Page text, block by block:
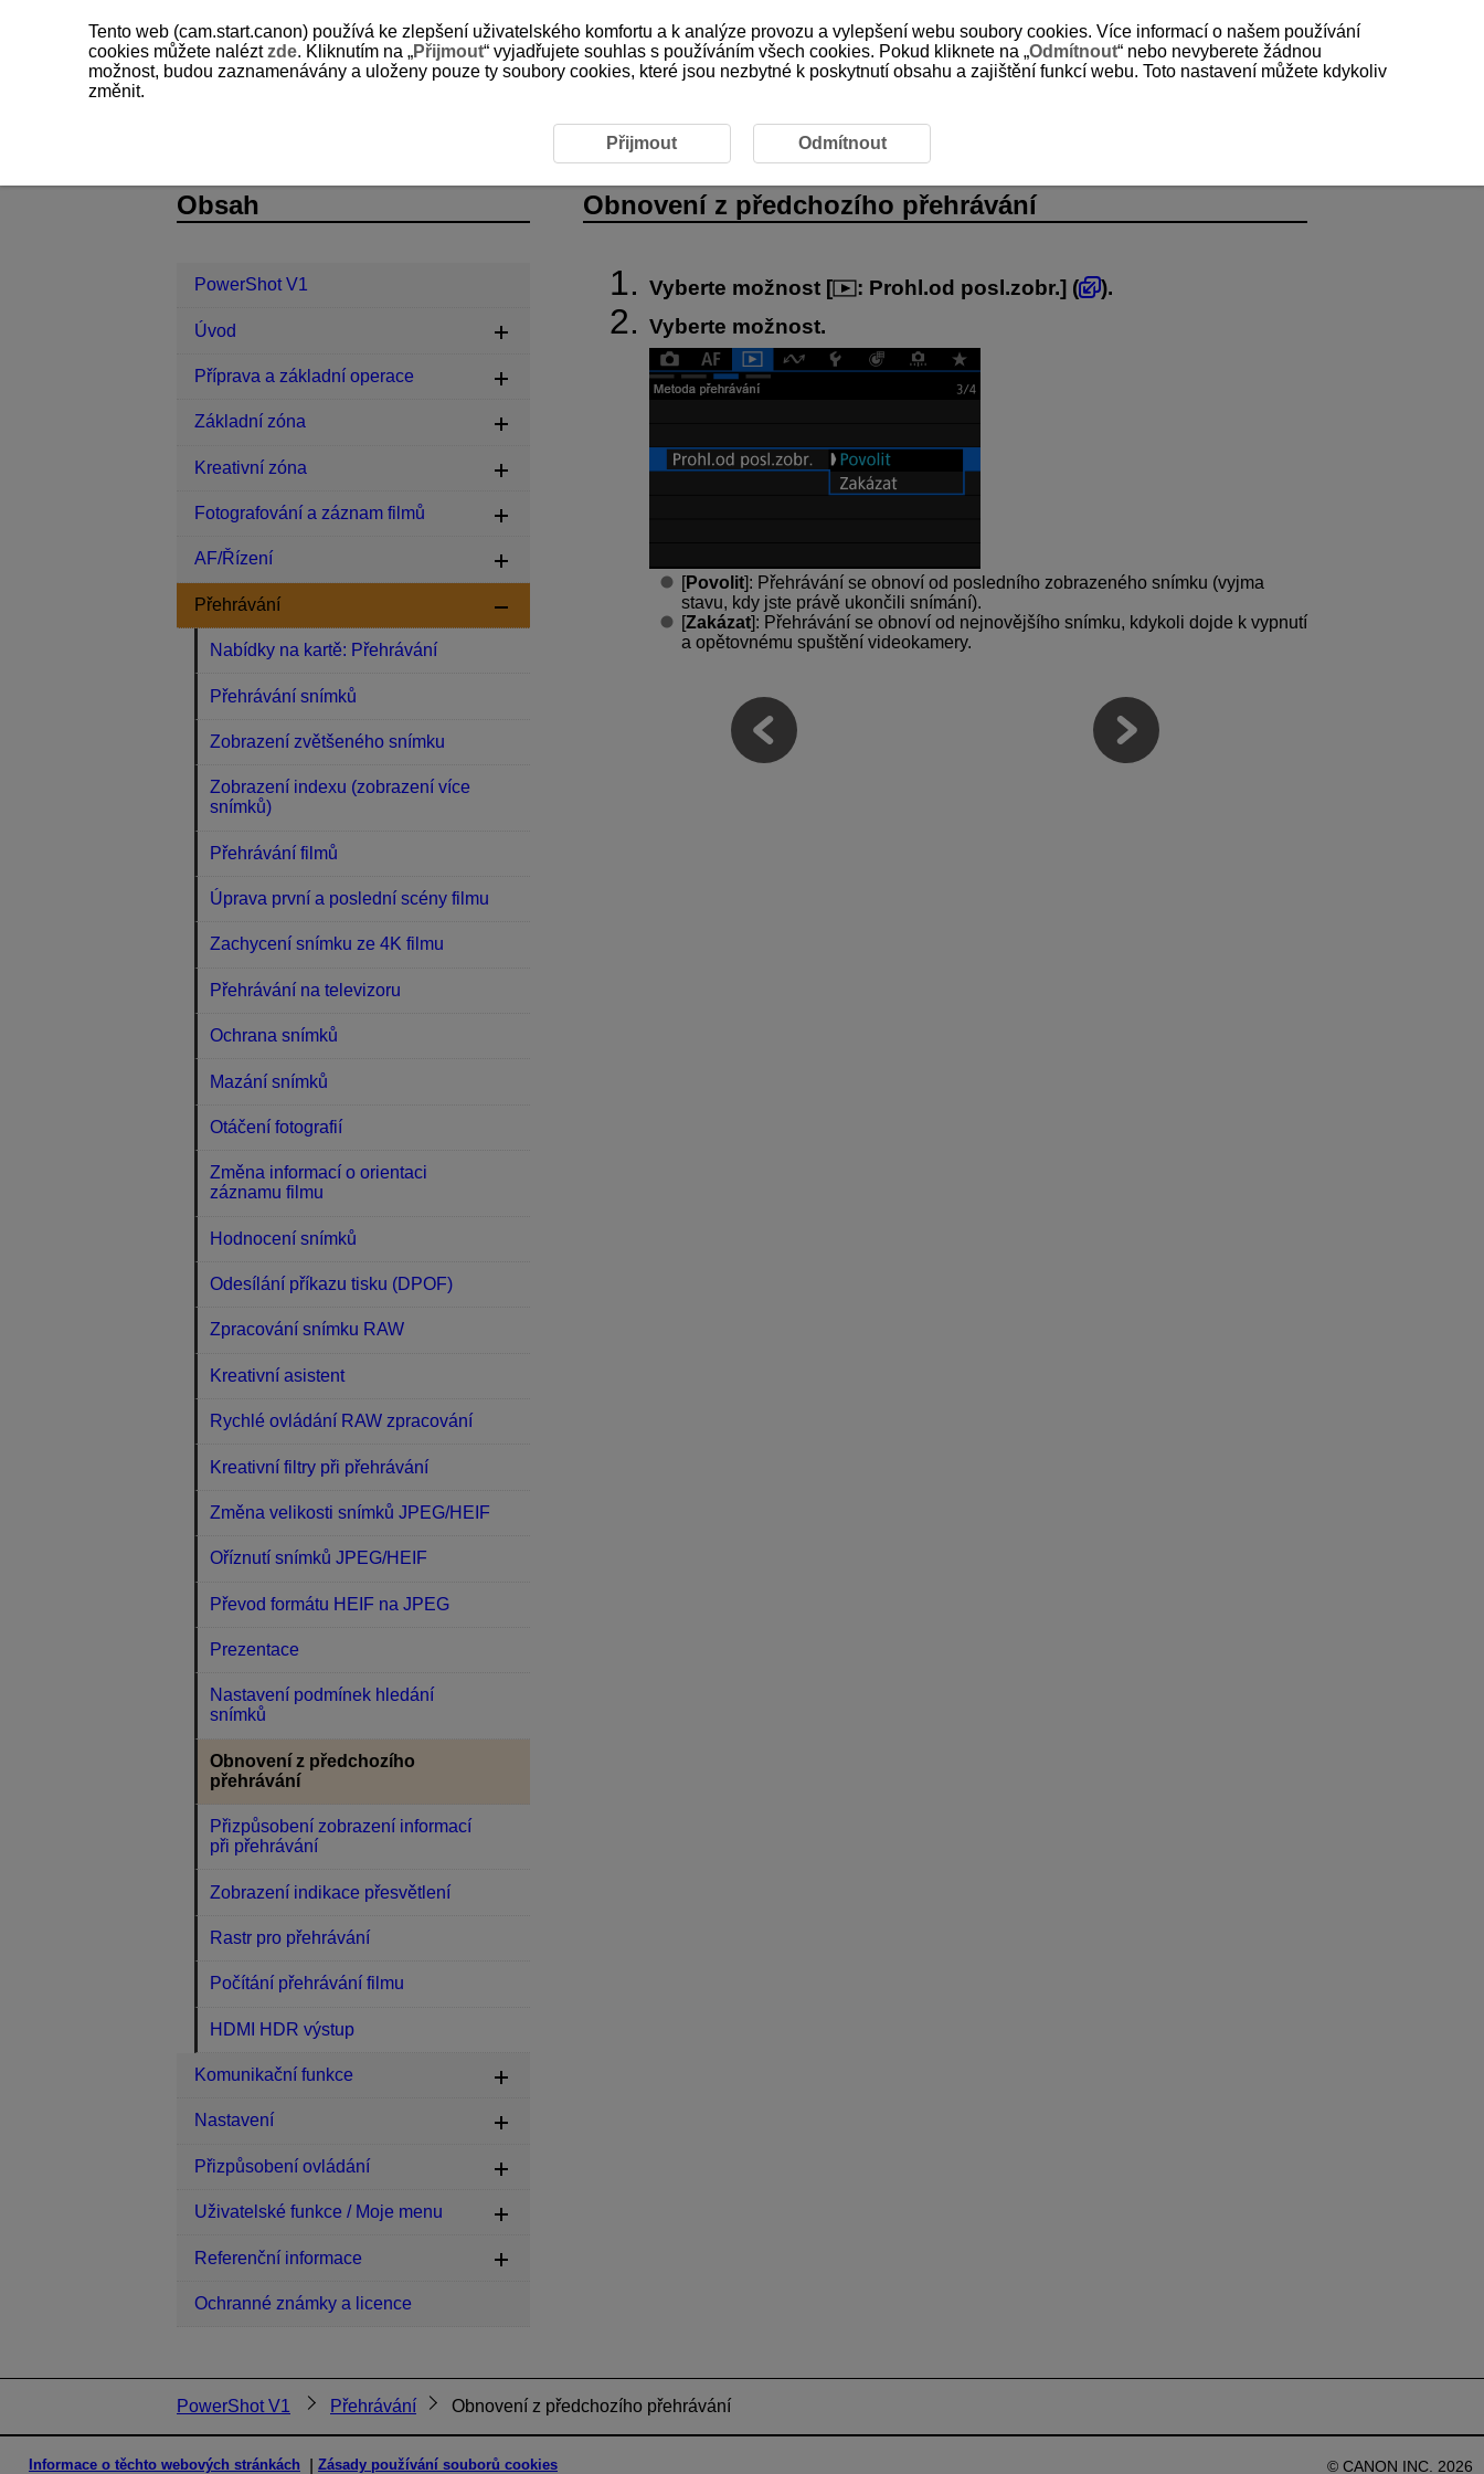
Obnovení z předchozího přehrávání
Vyberte možnost [ : Prohl.od posl.zobr.] (
).
Vyberte možnost.
[Povolit]: Přehrávání se obnoví od posledního zobrazeného snímku (vyjma
stavu, kdy jste právě ukončili snímání).
[Zakázat]: Přehrávání se obnoví od nejnovějšího snímku, kdykoli dojde k vypnutí
a opětovnému spuštění videokamery.
Obsah
PowerShot V1
Úvod
Příprava a základní operace
Základní zóna
Kreativní zóna
Fotografování a záznam filmů
AF/Řízení
Přehrávání
Nabídky na kartě: Přehrávání
Přehrávání snímků
Zobrazení zvětšeného snímku
Zobrazení indexu (zobrazení více
snímků)
Přehrávání filmů
Úprava první a poslední scény filmu
Zachycení snímku ze 4K filmu
Přehrávání na televizoru
Ochrana snímků
Mazání snímků
Otáčení fotografií
Změna informací o orientaci
záznamu filmu
Hodnocení snímků
Odesílání příkazu tisku (DPOF)
Zpracování snímku RAW
Kreativní asistent
Rychlé ovládání RAW zpracování
Kreativní filtry při přehrávání
Změna velikosti snímků JPEG/HEIF
Oříznutí snímků JPEG/HEIF
Převod formátu HEIF na JPEG
Prezentace
Nastavení podmínek hledání
snímků
Obnovení z předchozího
přehrávání
Přizpůsobení zobrazení informací
při přehrávání
Zobrazení indikace přesvětlení
Rastr pro přehrávání
Počítání přehrávání filmu
HDMI HDR výstup
Komunikační funkce
Nastavení
Přizpůsobení ovládání
Uživatelské funkce / Moje menu
Referenční informace
Ochranné známky a licence
PowerShot V1 Přehrávání Obnovení z předchozího přehrávání
Informace o těchto webových stránkách Zásady používání souborů cookies © CANON INC. 2026
Tento web (cam.start.canon) používá ke zlepšení uživatelského komfortu a k analýze provozu a vylepšení webu soubory cookies. Více informací o našem používání
cookies můžete naléztzde. Kliknutím na „Přijmout“ vyjadřujete souhlas s používáním všech cookies. Pokud kliknete na „Odmítnout“ nebo nevyberete žádnou
možnost, budou zaznamenávány a uloženy pouze ty soubory cookies, které jsou nezbytné k poskytnutí obsahu a zajištění funkcí webu. Toto nastavení můžete kdykoliv
změnit.
Přijmout Odmítnout